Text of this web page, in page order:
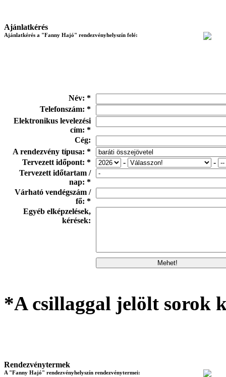
Ajánlatkérés
Ajánlatkérés a "Fanny Hajó" rendezvényhelyszín felé:
Név: *
Telefonszám: *
Elektronikus levelezési
cím: *
Cég:
A rendezvény típusa: *
Tervezett időpont: *
-
-
Tervezett időtartam /
nap: *
Várható vendégszám /
fő: *
Egyéb elképzelések,
kérések:
*A csillaggal jelölt sorok
Rendezvénytermek
A "Fanny Hajó" rendezvényhelyszín rendezvénytermei: